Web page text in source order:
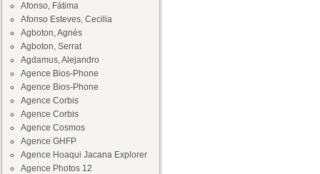
Afonso, Fátima
Afonso Esteves, Cecilia
Agboton, Agnès
Agboton, Serrat
Agdamus, Alejandro
Agence Bios-Phone
Agence Bios-Phone
Agence Corbis
Agence Corbis
Agence Cosmos
Agence GHFP
Agence Hoaqui Jacana Explorer
Agence Photos 12